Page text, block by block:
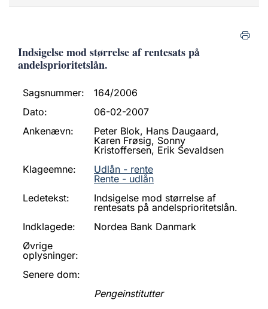
Indsigelse mod størrelse af rentesats på
andelsprioritetslån.
Sagsnummer:
164/2006
Dato:
06-02-2007
Ankenævn:
Peter Blok, Hans Daugaard,
Karen Frøsig, Sonny
Kristoffersen, Erik Sevaldsen
Klageemne:
Udlån - rente
Rente - udlån
Ledetekst:
Indsigelse mod størrelse af
rentesats på andelsprioritetslån.
Indklagede:
Nordea Bank Danmark
Øvrige
oplysninger:
Senere dom:
Pengeinstitutter